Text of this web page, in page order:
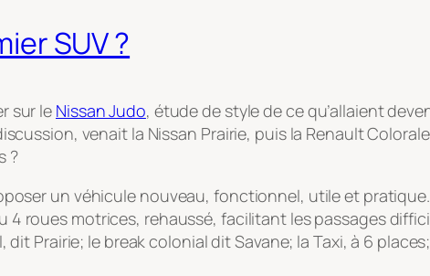
SUV ?
sur le Nissan Judo, étude de style de ce qu’allaient
venait la Nissan Prairie, puis la Renault
?
un véhicule nouveau, fonctionnel, utile et
4 roues motrices, rehaussé, facilitant les passages
Prairie; le break colonial dit Savane; la Taxi, à 6